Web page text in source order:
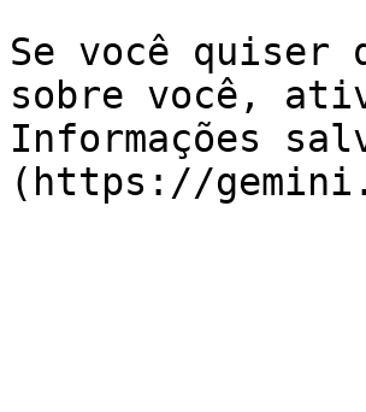
Se você quiser
sobre você,
Informações